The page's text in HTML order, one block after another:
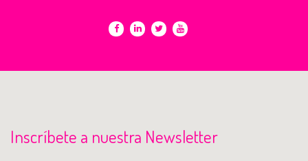
Inscríbete a nuestra Newsletter